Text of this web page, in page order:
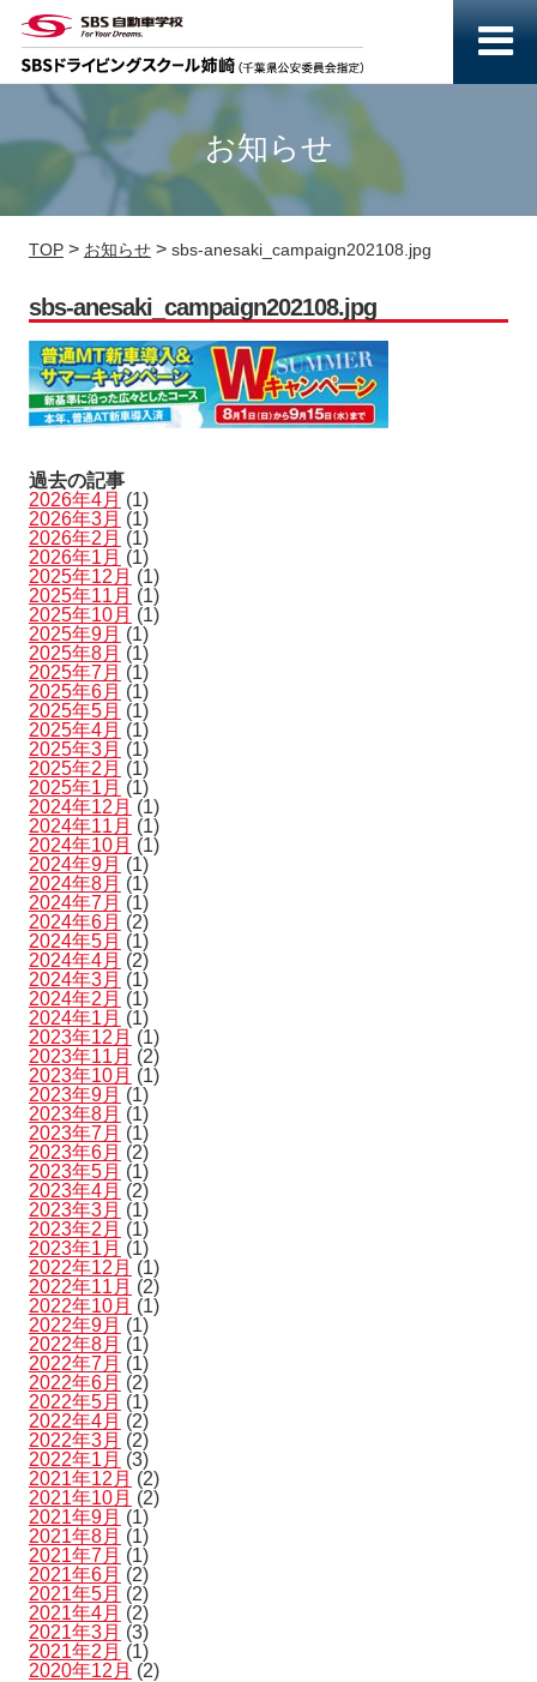
お知らせ
TOP> お知らせ> sbs-anesaki_campaign202108.jpg
sbs-anesaki_campaign202108.jpg
過去の記事
2026年4月 (1)
2026年3月 (1)
2026年2月 (1)
2026年1月 (1)
2025年12月 (1)
2025年11月 (1)
2025年10月 (1)
2025年9月 (1)
2025年8月 (1)
2025年7月 (1)
2025年6月 (1)
2025年5月 (1)
2025年4月 (1)
2025年3月 (1)
2025年2月 (1)
2025年1月 (1)
2024年12月 (1)
2024年11月 (1)
2024年10月 (1)
2024年9月 (1)
2024年8月 (1)
2024年7月 (1)
2024年6月 (2)
2024年5月 (1)
2024年4月 (2)
2024年3月 (1)
2024年2月 (1)
2024年1月 (1)
2023年12月 (1)
2023年11月 (2)
2023年10月 (1)
2023年9月 (1)
2023年8月 (1)
2023年7月 (1)
2023年6月 (2)
2023年5月 (1)
2023年4月 (2)
2023年3月 (1)
2023年2月 (1)
2023年1月 (1)
2022年12月 (1)
2022年11月 (2)
2022年10月 (1)
2022年9月 (1)
2022年8月 (1)
2022年7月 (1)
2022年6月 (2)
2022年5月 (1)
2022年4月 (2)
2022年3月 (2)
2022年1月 (3)
2021年12月 (2)
2021年10月 (2)
2021年9月 (1)
2021年8月 (1)
2021年7月 (1)
2021年6月 (2)
2021年5月 (2)
2021年4月 (2)
2021年3月 (3)
2021年2月 (1)
2020年12月 (2)